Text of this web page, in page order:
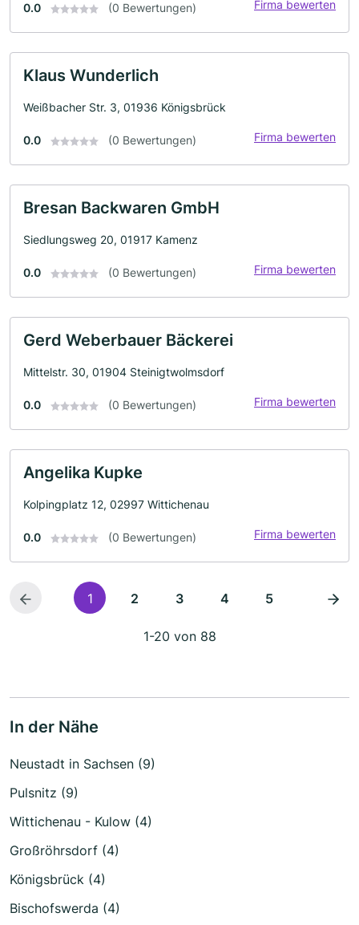
0.0 (0 Bewertungen) Firma bewerten
Klaus Wunderlich
Weißbacher Str. 3, 01936 Königsbrück
0.0 (0 Bewertungen) Firma bewerten
Bresan Backwaren GmbH
Siedlungsweg 20, 01917 Kamenz
0.0 (0 Bewertungen) Firma bewerten
Gerd Weberbauer Bäckerei
Mittelstr. 30, 01904 Steinigtwolmsdorf
0.0 (0 Bewertungen) Firma bewerten
Angelika Kupke
Kolpingplatz 12, 02997 Wittichenau
0.0 (0 Bewertungen) Firma bewerten
1 2 3 4 5
1-20 von 88
In der Nähe
Neustadt in Sachsen (9)
Pulsnitz (9)
Wittichenau - Kulow (4)
Großröhrsdorf (4)
Königsbrück (4)
Bischofswerda (4)